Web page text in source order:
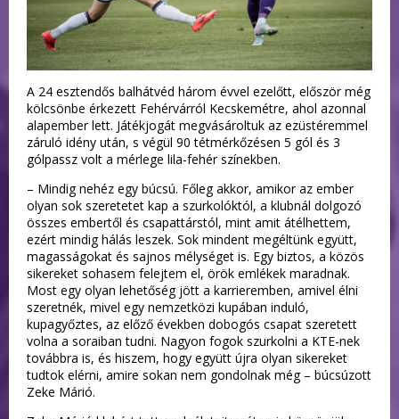
A 24 esztendős balhátvéd három évvel ezelőtt, először még
kölcsönbe érkezett Fehérvárról Kecskemétre, ahol azonnal
alapember lett. Játékjogát megvásároltuk az ezüstéremmel
záruló idény után, s végül 90 tétmérkőzésen 5 gól és 3
gólpassz volt a mérlege lila-fehér színekben.
– Mindig nehéz egy búcsú. Főleg akkor, amikor az ember
olyan sok szeretetet kap a szurkolóktól, a klubnál dolgozó
összes embertől és csapattárstól, mint amit átélhettem,
ezért mindig hálás leszek. Sok mindent megéltünk együtt,
magasságokat és sajnos mélységet is. Egy biztos, a közös
sikereket sohasem felejtem el, örök emlékek maradnak.
Most egy olyan lehetőség jött a karrieremben, amivel élni
szeretnék, mivel egy nemzetközi kupában induló,
kupagyőztes, az előző években dobogós csapat szeretett
volna a soraiban tudni. Nagyon fogok szurkolni a KTE-nek
továbbra is, és hiszem, hogy együtt újra olyan sikereket
tudtok elérni, amire sokan nem gondolnak még – búcsúzott
Zeke Márió.